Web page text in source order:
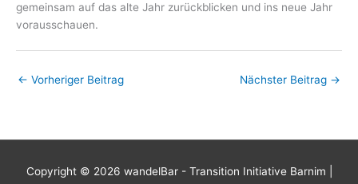
gemeinsam auf das alte Jahr zurückblicken und ins neue Jahr
vorausschauen.
← Vorheriger Beitrag Nächster Beitrag →
Copyright © 2026 wandelBar - Transition Initiative Barnim